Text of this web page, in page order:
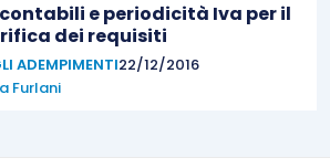
e periodicità Iva per il
dei requisiti
ADEMPIMENTI22/12/2016
Furlani